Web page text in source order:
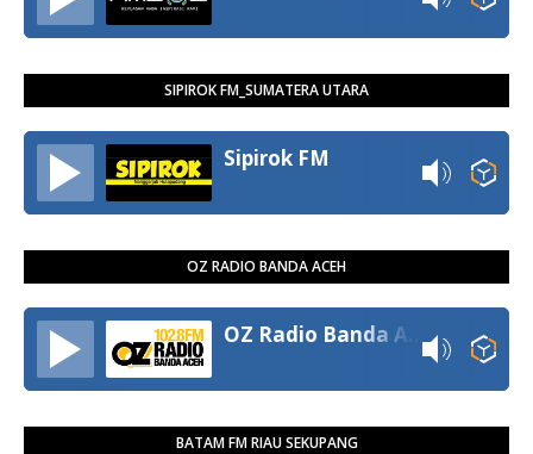
SIPIROK FM_SUMATERA UTARA
Sipirok FM
OZ RADIO BANDA ACEH
BATAM FM RIAU SEKUPANG